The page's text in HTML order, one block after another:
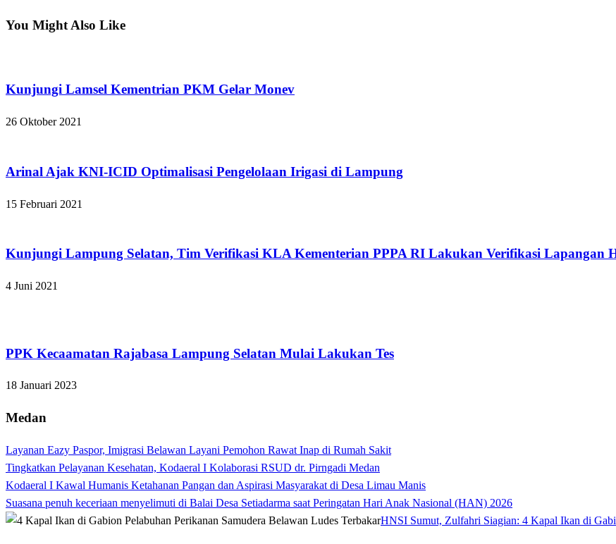
You Might Also Like
Kunjungi Lamsel Kementrian PKM Gelar Monev
26 Oktober 2021
Arinal Ajak KNI-ICID Optimalisasi Pengelolaan Irigasi di Lampung
15 Februari 2021
Kunjungi Lampung Selatan, Tim Verifikasi KLA Kementerian PPPA RI Lakukan Verifikasi Lapangan
4 Juni 2021
PPK Kecaamatan Rajabasa Lampung Selatan Mulai Lakukan Tes
18 Januari 2023
Medan
Layanan Eazy Paspor, Imigrasi Belawan Layani Pemohon Rawat Inap di Rumah Sakit
Tingkatkan Pelayanan Kesehatan, Kodaeral I Kolaborasi RSUD dr. Pirngadi Medan‎
Kodaeral I Kawal Humanis Ketahanan Pangan dan Aspirasi Masyarakat di Desa Limau Manis
Suasana penuh keceriaan menyelimuti di Balai Desa Setiadarma saat Peringatan Hari Anak Nasional (HAN) 2026
HNSI Sumut, Zulfahri Siagian: 4 Kapal Ikan di